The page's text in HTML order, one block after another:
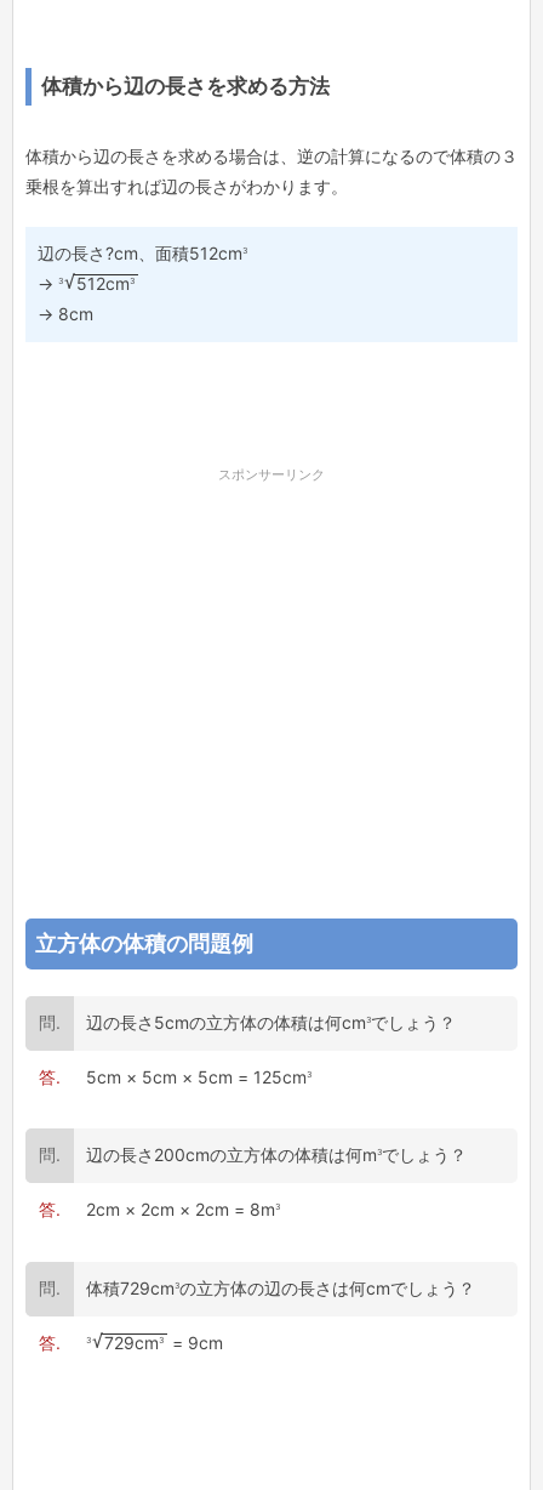
体積から辺の長さを求める方法
体積から辺の長さを求める場合は、逆の計算になるので体積の３
乗根を算出すれば辺の長さがわかります。
辺の長さ?cm、面積512cm 3
→ 3 512cm 3
→ 8cm
スポンサーリンク
立方体の体積の問題例
辺の長さ5cmの立方体の体積は何cm 3 でしょう？
5cm × 5cm × 5cm = 125cm 3
辺の長さ200cmの立方体の体積は何m 3 でしょう？
2cm × 2cm × 2cm = 8m 3
体積729cm 3の立方体の辺の長さは何cmでしょう？
3 729cm 3 = 9cm